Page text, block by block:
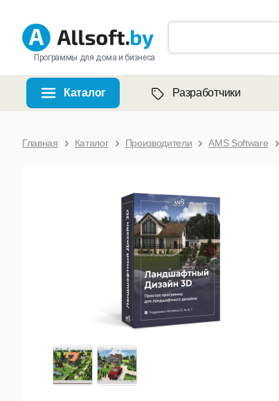
Программы для дома и бизнеса
Каталог Разработчики
Главная Каталог Производители AMS Software